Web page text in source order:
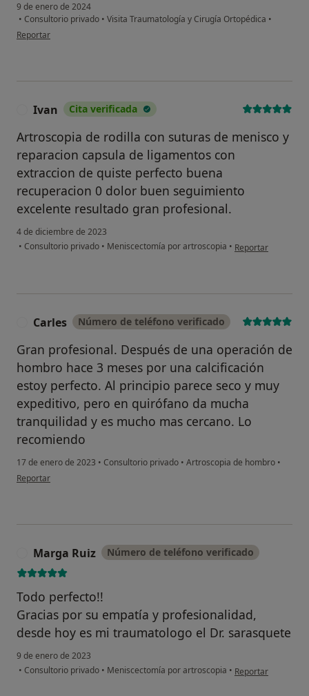
9 de enero de 2024
• Consultorio privado • Visita Traumatología y Cirugía Ortopédica •
en opinión del usuario Federico Montllonch
Reportar
Ivan Cita verificada
Artroscopia de rodilla con suturas de menisco y
reparacion capsula de ligamentos con
extraccion de quiste perfecto buena
recuperacion 0 dolor buen seguimiento
excelente resultado gran profesional.
4 de diciembre de 2023
• Consultorio privado • Meniscectomía por artroscopia • en opinión del
Reportar
Carles Número de teléfono verificado
Gran profesional. Después de una operación de
hombro hace 3 meses por una calcificación
estoy perfecto. Al principio parece seco y muy
expeditivo, pero en quirófano da mucha
tranquilidad y es mucho mas cercano. Lo
recomiendo
17 de enero de 2023 • Consultorio privado • Artroscopia de hombro •
en opinión del usuario Carles
Reportar
Marga Ruiz Número de teléfono verificado
Todo perfecto!!
Gracias por su empatía y profesionalidad,
desde hoy es mi traumatologo el Dr. sarasquete
9 de enero de 2023
• Consultorio privado • Meniscectomía por artroscopia • en opinión del
Reportar